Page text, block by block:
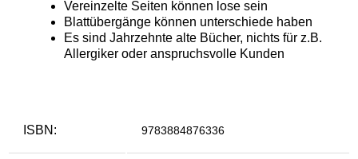
ISBN: 9783884876336